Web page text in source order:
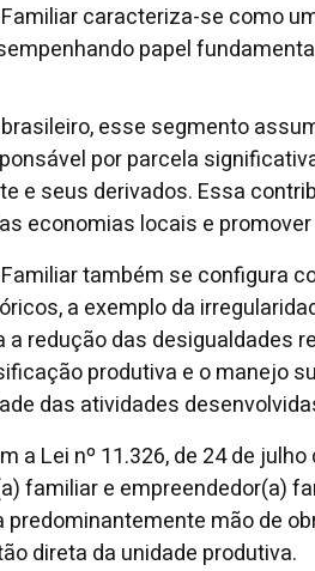
caracteriza-se como
papel
esse segmento
por parcela
e seus derivados. Essa
economias locais e
também se configura
a exemplo da
a redução das desigualdades
produtiva e o manejo
das atividades
a Lei nº 11.326, de 24 de
familiar e empreendedor(a)
mão de
direta da unidade produtiva.